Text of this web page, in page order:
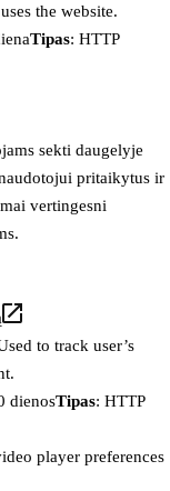
the website.
Tipas: HTTP
sekti daugelyje
pritaikytus ir
vertingesni
to track user’s
dienosTipas: HTTP
player preferences